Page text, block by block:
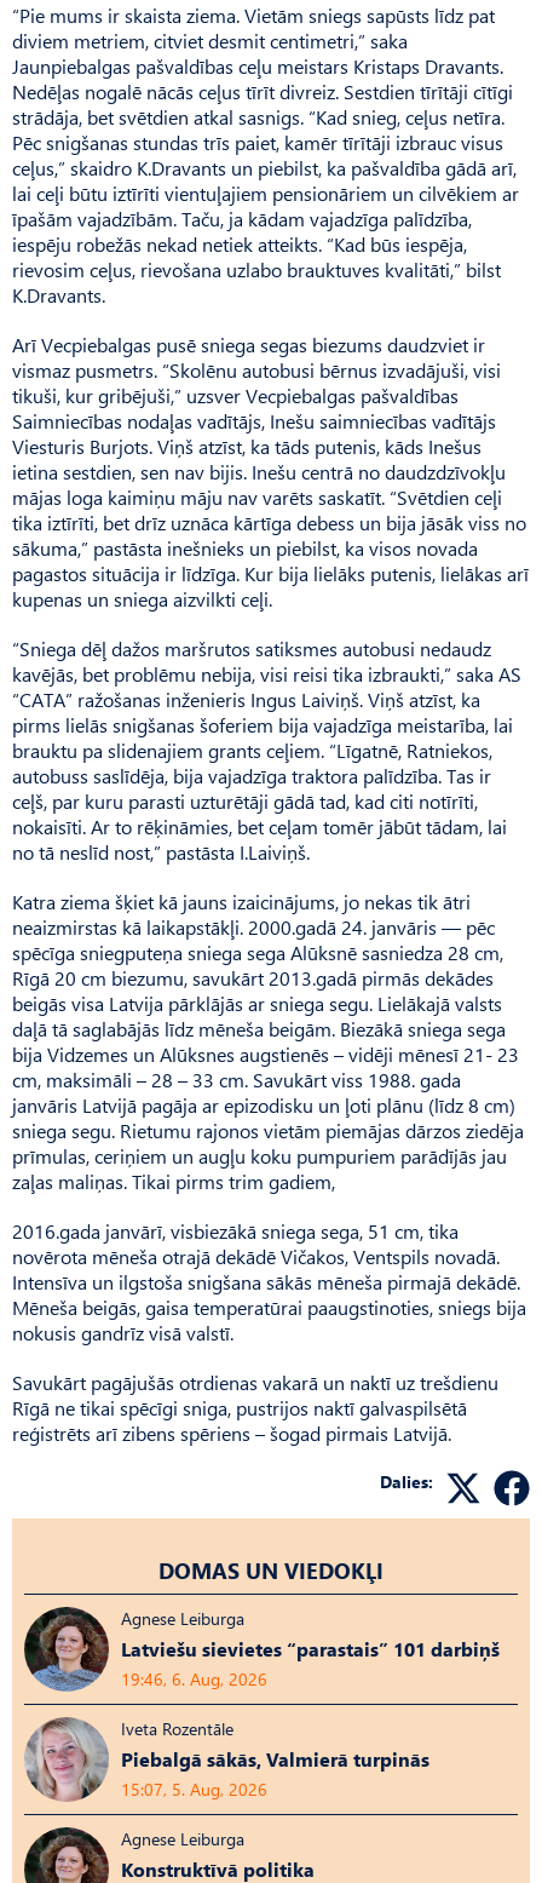
“Pie mums ir skaista ziema. Vietām sniegs sapūsts līdz pat
diviem metriem, citviet desmit centimetri,” saka
Jaunpiebalgas paš­valdības ceļu meistars Kristaps Dravants.
Nedēļas nogalē nācās ceļus tīrīt divreiz. Sestdien tīrītāji cītīgi
strādāja, bet svētdien atkal sasnigs. “Kad snieg, ceļus netīra.
Pēc snigšanas stundas trīs paiet, kamēr tīrītāji izbrauc visus
ceļus,” skaidro K.Dravants un piebilst, ka pašvaldība gādā arī,
lai ceļi būtu iztīrīti vientuļajiem pensionāriem un cilvēkiem ar
īpašām vajadzībām. Taču, ja kādam vajadzīga palīdzība,
iespēju robežās nekad netiek atteikts. “Kad būs iespēja,
rievosim ceļus, rievošana uzlabo brauktuves kvalitāti,” bilst
K.Dravants.
Arī Vecpiebalgas pusē sniega segas biezums daudzviet ir
vismaz pusmetrs. “Skolēnu autobusi bērnus izvadājuši, visi
tikuši, kur gribējuši,” uzsver Vecpiebalgas pašvaldības
Saimniecības nodaļas vadītājs, Inešu saimniecības vadītājs
Viesturis Burjots. Viņš atzīst, ka tāds putenis, kāds Ine­šus
ietina sestdien, sen nav bijis. Inešu centrā no daudzdzīvokļu
mājas loga kaimiņu māju nav varēts saskatīt. “Svētdien ceļi
tika iztīrīti, bet drīz uznāca kārtīga debess un bija jāsāk viss no
sākuma,” pastāsta inešnieks un piebilst, ka visos novada
pagastos situācija ir līdzīga. Kur bija lielāks putenis, lielākas arī
kupenas un sniega aizvilkti ceļi.
“Sniega dēļ dažos maršrutos satiksmes autobusi nedaudz
kavējās, bet problēmu nebija, visi reisi tika izbraukti,” saka AS
“CATA” ražošanas inženieris Ingus ­Lai­viņš. Viņš atzīst, ka
pirms lielās snigšanas šoferiem bija vajadzīga meistarība, lai
brauktu pa slidenajiem grants ceļiem. “Lī­gatnē, Ratniekos,
autobuss saslīdēja, bija vajadzīga traktora palīdzība. Tas ir
ceļš, par kuru parasti uzturētāji gādā tad, kad citi notīrīti,
nokaisīti. Ar to rēķināmies, bet ceļam tomēr jābūt tādam, lai
no tā neslīd nost,” pastāsta I.Laiviņš.
Katra ziema šķiet kā jauns izaicinājums, jo nekas tik ātri
neaizmirstas kā laikapstākļi. 2000.gadā 24. janvāris — pēc
spēcīga sniegputeņa sniega sega Alūksnē sasniedza 28 cm,
Rīgā 20 cm biezumu, savukārt 2013.gadā pirmās dekādes
beigās visa Latvija pārklājās ar sniega segu. Lielākajā valsts
daļā tā saglabājās līdz mēneša beigām. Biezākā sniega sega
bija Vidzemes un Alūksnes augstienēs – vidēji mēnesī 21- 23
cm, maksimāli – 28 – 33 cm. Savukārt viss 1988. gada
janvāris Latvijā pagāja ar epizodisku un ļoti plānu (līdz 8 cm)
sniega segu. Rietumu rajonos vietām piemājas dārzos ziedēja
prīmulas, ceriņiem un augļu koku pumpuriem parādījās jau
zaļas maliņas. Tikai pirms trim gadiem,
2016.gada janvārī, visbiezākā sniega sega, 51 cm, tika
novērota mēneša otrajā dekādē Vičakos, Ventspils novadā.
Intensīva un ilgstoša snigšana sākās mēneša pirmajā dekādē.
Mēneša beigās, gaisa temperatūrai paaugstinoties, sniegs bija
nokusis gandrīz visā valstī.
Savukārt pagājušās otrdienas vakarā un naktī uz trešdienu
Rīgā ne tikai spēcīgi sniga, pustrijos naktī galvaspilsētā
reģistrēts arī zibens spēriens – šogad pirmais Latvijā.
Dalies:
DOMAS UN VIEDOKĻI
Agnese Leiburga
Latviešu sievietes “parastais” 101 darbiņš
19:46, 6. Aug, 2026
Iveta Rozentāle
Piebalgā sākās, Valmierā turpinās
15:07, 5. Aug, 2026
Agnese Leiburga
Konstruktīvā politika